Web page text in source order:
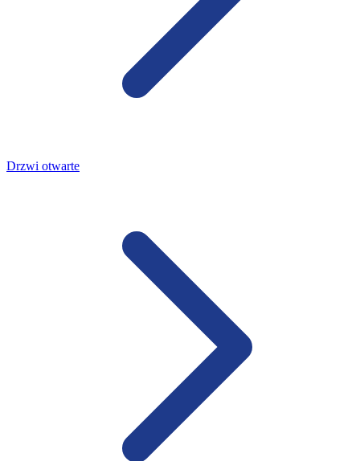
Drzwi otwarte